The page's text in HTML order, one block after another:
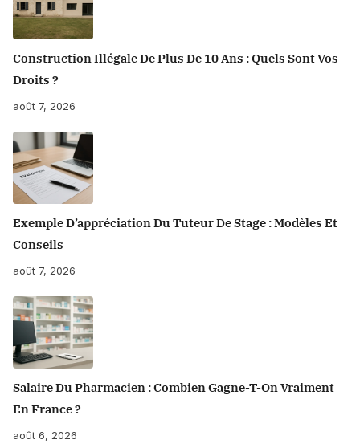
Construction Illégale De Plus De 10 Ans : Quels Sont Vos
Droits ?
août 7, 2026
Exemple D’appréciation Du Tuteur De Stage : Modèles Et
Conseils
août 7, 2026
Salaire Du Pharmacien : Combien Gagne-T-On Vraiment
En France ?
août 6, 2026